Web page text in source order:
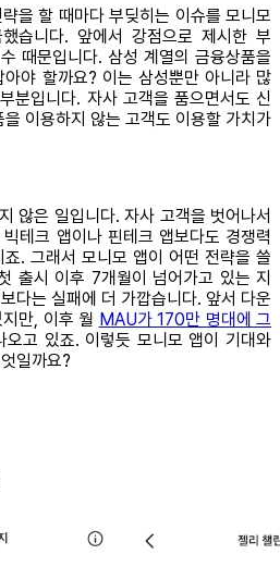
을 할 때마다 부딪히는 이슈를 모니모
습니다. 앞에서 강점으로 제시한 부
때문입니다. 삼성 계열의 금융상품을
야 할까요? 이는 삼성뿐만 아니라 많
분입니다. 자사 고객을 품으면서도 신
이용하지 않는 고객도 이용할 가치가
않은 일입니다. 자사 고객을 벗어나서
테크 앱이나 핀테크 앱보다도 경쟁력
. 그래서 모니모 앱이 어떤 전략을 쓸
출시 이후 7개월이 넘어가고 있는 지
다는 실패에 더 가깝습니다. 앞서 다운
만, 이후 월 MAU가 170만 명대에 그
오고 있죠. 이렇듯 모니모 앱이 기대와
일까요?